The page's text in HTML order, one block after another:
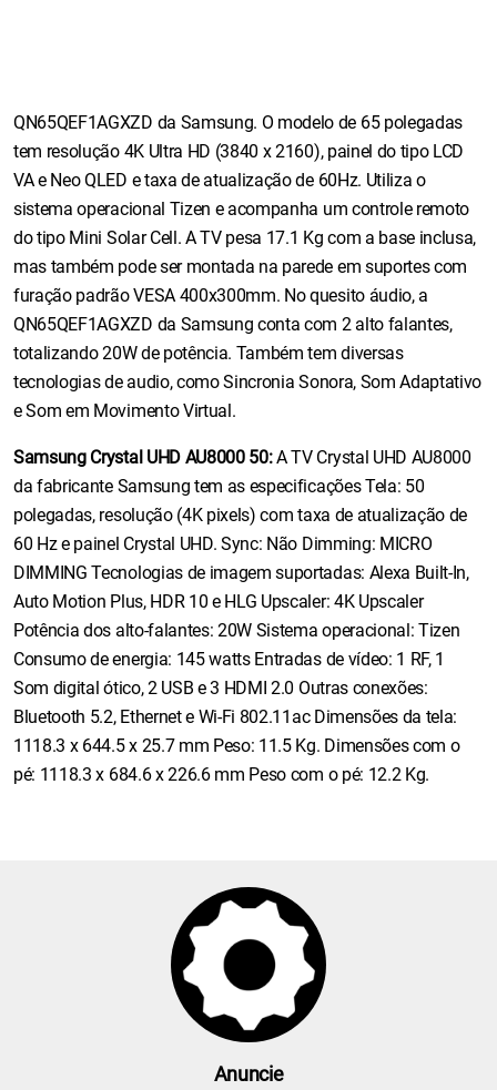
QN65QEF1AGXZD da Samsung. O modelo de 65 polegadas
tem resolução 4K Ultra HD (3840 x 2160), painel do tipo LCD
VA e Neo QLED e taxa de atualização de 60Hz. Utiliza o
sistema operacional Tizen e acompanha um controle remoto
do tipo Mini Solar Cell. A TV pesa 17.1 Kg com a base inclusa,
mas também pode ser montada na parede em suportes com
furação padrão VESA 400x300mm. No quesito áudio, a
QN65QEF1AGXZD da Samsung conta com 2 alto falantes,
totalizando 20W de potência. Também tem diversas
tecnologias de audio, como Sincronia Sonora, Som Adaptativo
e Som em Movimento Virtual.
Samsung Crystal UHD AU8000 50:A TV Crystal UHD AU8000
da fabricante Samsung tem as especificações Tela: 50
polegadas, resolução (4K pixels) com taxa de atualização de
60 Hz e painel Crystal UHD. Sync: Não Dimming: MICRO
DIMMING Tecnologias de imagem suportadas: Alexa Built-In,
Auto Motion Plus, HDR 10 e HLG Upscaler: 4K Upscaler
Potência dos alto-falantes: 20W Sistema operacional: Tizen
Consumo de energia: 145 watts Entradas de vídeo: 1 RF, 1
Som digital ótico, 2 USB e 3 HDMI 2.0 Outras conexões:
Bluetooth 5.2, Ethernet e Wi-Fi 802.11ac Dimensões da tela:
1118.3 x 644.5 x 25.7 mm Peso: 11.5 Kg. Dimensões com o
pé: 1118.3 x 684.6 x 226.6 mm Peso com o pé: 12.2 Kg.
Anuncie